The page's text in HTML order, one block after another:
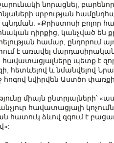
նորացնել,
սրբության
պնդման. «Քրիստոսի բոլոր
դիրքից, կանչված են
համար, ընդորում
է առավել մարդասիրական
պետք է
հետևելով և նմանվելով
հոգով նվիրվեն Աստծո
միայն
հավատացյալի
հատուկ ձևով զգում է